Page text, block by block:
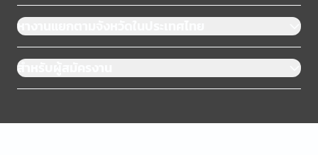
หางานแยกตามจังหวัดในประเทศไทย
สำหรับผู้สมัครงาน